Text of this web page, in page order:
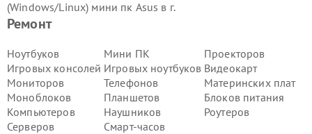
Ремонт
Ноутбуков
Игровых консолей
Мониторов
Моноблоков
Компьютеров
Серверов
Мини ПК
Игровых ноутбуков
Телефонов
Планшетов
Наушников
Смарт-часов
Проекторов
Видеокарт
Материнских плат
Блоков питания
Роутеров
(Windows/Linux) мини пк Asus в г.
Екатеринбург
(Windows/Linux) мини пк Asus в г.
Казань
Установка/настройка ОС
(Windows/Linux) мини пк Asus в г.
Воронеж
Установка/настройка ОС
(Windows/Linux) мини пк Asus в г.